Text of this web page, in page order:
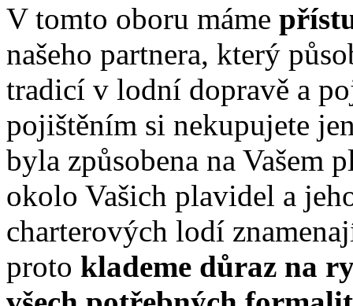
V tomto oboru máme
našeho partnera, který
tradicí v lodní dopravě a
pojištěním si nekupujete
byla způsobena na Vašem
okolo Vašich plavidel a
charterových lodí
proto klademe důraz na